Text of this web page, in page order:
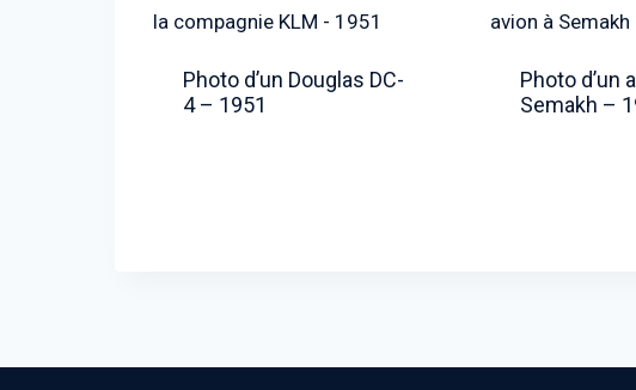
Photo d’un Douglas DC-
4 – 1951
Photo d’un
Semakh –